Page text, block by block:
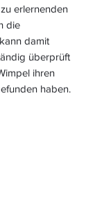
erlernenden
die
damit
überprüft
ihren
haben.